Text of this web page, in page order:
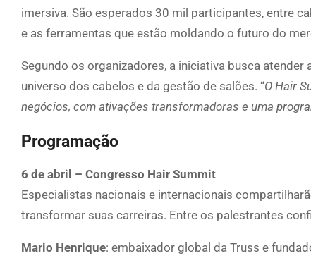
imersiva. São esperados 30 mil participantes, entre
e as ferramentas que estão moldando o futuro do
Segundo os organizadores, a iniciativa busca
universo dos cabelos e da gestão de salões. “O Hair
negócios, com ativações transformadoras e uma
Programação
6 de abril – Congresso Hair Summit
Especialistas nacionais e internacionais
transformar suas carreiras. Entre os palestrantes
Mario Henrique: embaixador global da Truss e